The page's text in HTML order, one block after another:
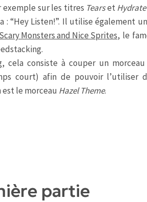
exemple sur les titres TearsetHydrate
“Hey Listen!”. Il utilise également
Scary Monsters and Nice Sprites, le
cela consiste à couper un
court) afin de pouvoir l’utiliser
le morceau Hazel Theme.
partie